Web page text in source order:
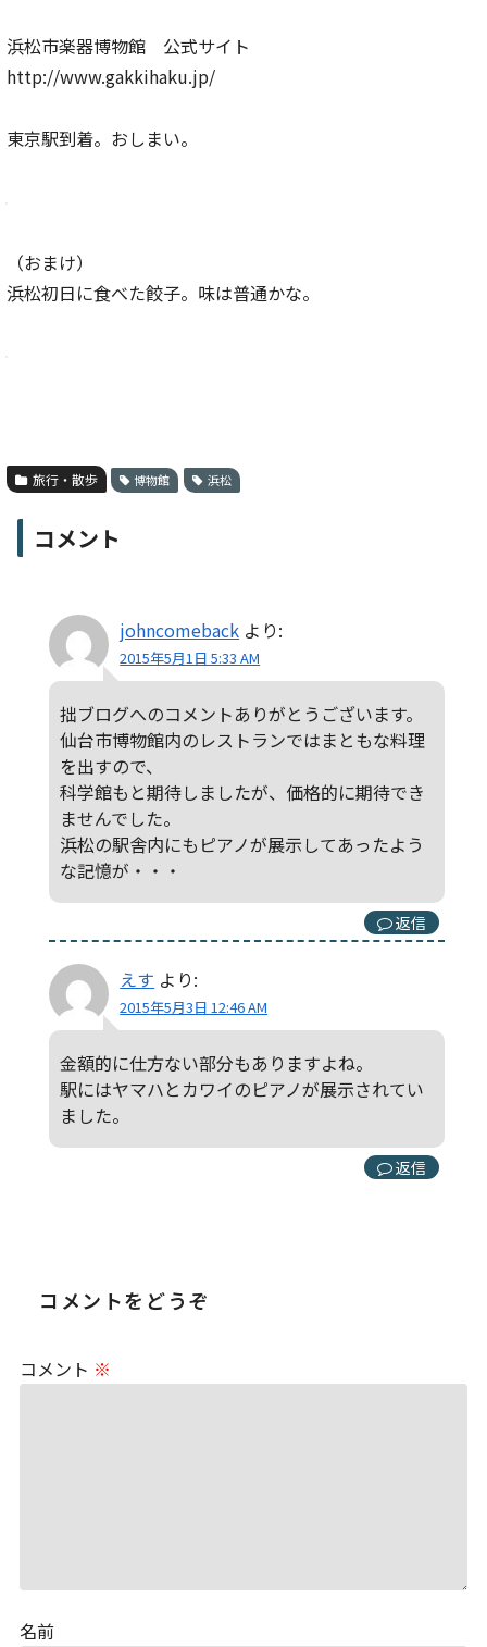
浜松市楽器博物館 公式サイト
http://www.gakkihaku.jp/
東京駅到着。おしまい。
（おまけ）
浜松初日に食べた餃子。味は普通かな。
旅行・散歩 博物館 浜松
コメント
johncomeback より:
2015年5月1日 5:33 AM
拙ブログへのコメントありがとうございます。
仙台市博物館内のレストランではまともな料理
を出すので、
科学館もと期待しましたが、価格的に期待でき
ませんでした。
浜松の駅舎内にもピアノが展示してあったよう
な記憶が・・・
返信
えす より:
2015年5月3日 12:46 AM
金額的に仕方ない部分もありますよね。
駅にはヤマハとカワイのピアノが展示されてい
ました。
返信
コメントをどうぞ
コメント ※
名前